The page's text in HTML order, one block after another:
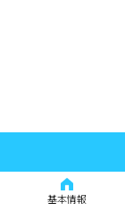
基本情報